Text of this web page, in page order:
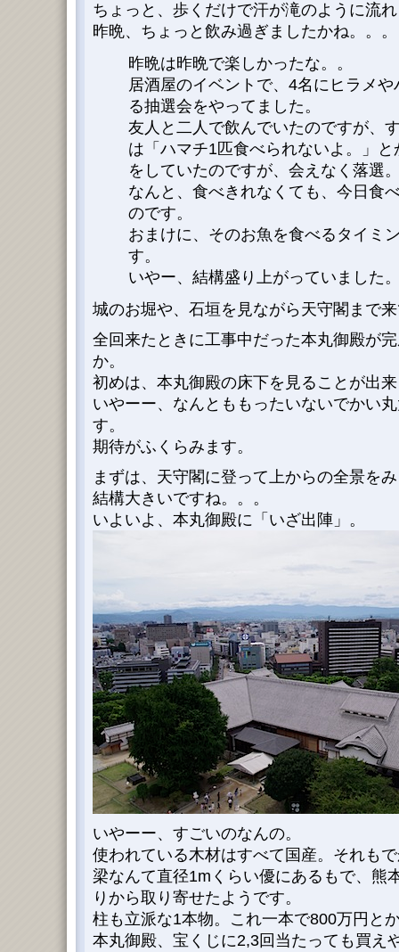
ちょっと、歩くだけで汗が滝のように流
昨晩、ちょっと飲み過ぎましたかね。。。
昨晩は昨晩で楽しかったな。。
居酒屋のイベントで、4名にヒラメ
る抽選会をやってました。
友人と二人で飲んでいたのですが、
は「ハマチ1匹食べられないよ。」
をしていたのですが、会えなく落選
なんと、食べきれなくても、今日食
のです。
おまけに、そのお魚を食べるタイミ
す。
いやー、結構盛り上がっていました
城のお堀や、石垣を見ながら天守閣まで
全回来たときに工事中だった本丸御殿が
か。
初めは、本丸御殿の床下を見ることが出
いやーー、なんとももったいないでかい
す。
期待がふくらみます。
まずは、天守閣に登って上からの全景を
結構大きいですね。。。
いよいよ、本丸御殿に「いざ出陣」。
いやーー、すごいのなんの。
使われている木材はすべて国産。それも
梁なんて直径1mくらい優にあるもで、熊
りから取り寄せたようです。
柱も立派な1本物。これ一本で800万円と
本丸御殿、宝くじに2,3回当たっても買え